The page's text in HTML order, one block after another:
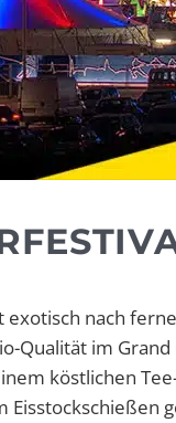
nach
Qualität im
köstlichen